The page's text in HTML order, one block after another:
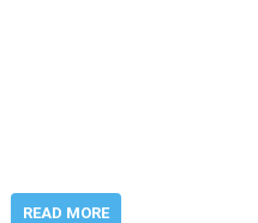
READ MORE